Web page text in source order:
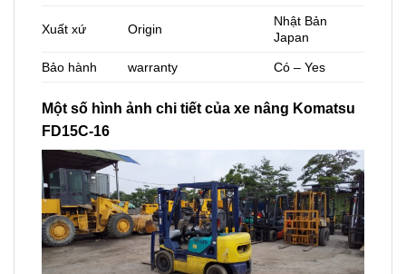
Xuất xứ Origin
Nhật Bản
Japan
Bảo hành warranty Có – Yes
Một số hình ảnh chi tiết của xe nâng Komatsu
FD15C-16